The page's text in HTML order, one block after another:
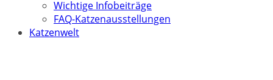
Wichtige Infobeiträge
FAQ-Katzenausstellungen
Katzenwelt